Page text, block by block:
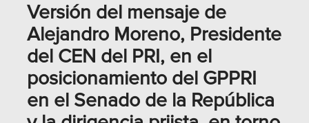
Versión del mensaje de
Alejandro Moreno, Presidente
del CEN del PRI, en el
posicionamiento del GPPRI
en el Senado de la República